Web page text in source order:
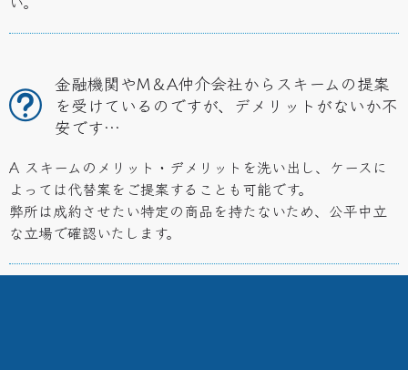
金融機関やM＆A仲介会社からスキームの提案
を受けているのですが、デメリットがないか不
安です…
A スキームのメリット・デメリットを洗い出し、ケースに
よっては代替案をご提案することも可能です。
弊所は成約させたい特定の商品を持たないため、公平中立
な立場で確認いたします。